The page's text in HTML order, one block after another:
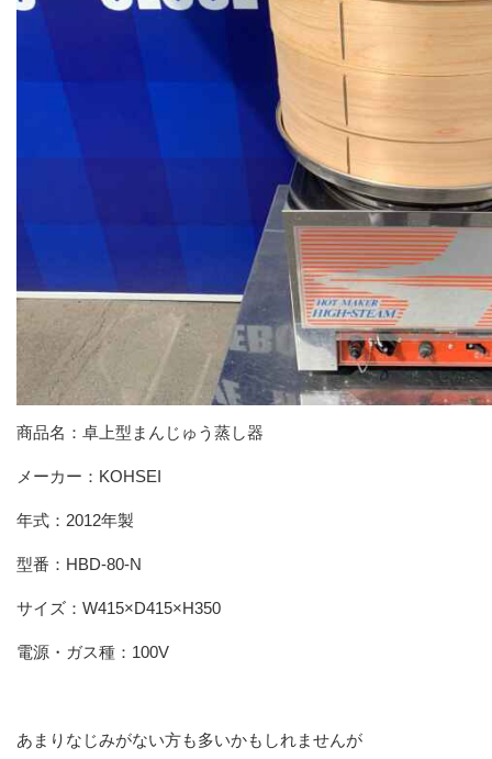
商品名：卓上型まんじゅう蒸し器
メーカー：KOHSEI
年式： 2012年製
型番：HBD-80-N
サイズ： W415×D415×H350
電源・ガス種：100V
あまりなじみがない方も多いかもしれませんが